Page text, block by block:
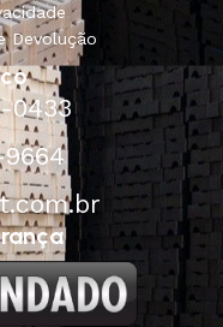
Devolução
0433
9664